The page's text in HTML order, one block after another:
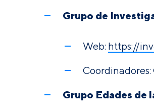
Grupo de
Web: https://
Coordinadores:
Grupo Edades de